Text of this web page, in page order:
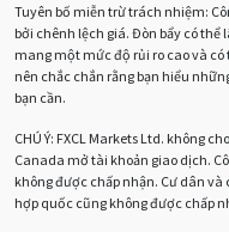
Bảng Anh Bảng
CHF COVI-19
Chuyên gia cố vấn
Tuyên bố miễn trừ trách nhiệm:
bởi chênh lệch giá. Đòn bẩy có
mang một mức độ rủi ro cao và
nên chắc chắn rằng bạn hiểu
bạn cần.
CHÚ Ý: FXCL Markets Ltd. không
Canada mở tài khoản giao dịch.
không được chấp nhận. Cư dân
hợp quốc cũng không được chấp